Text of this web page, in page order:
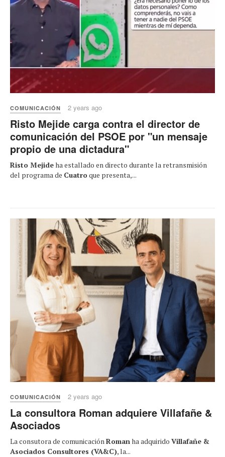
COMUNICACIÓN 2 years ago
Risto Mejide carga contra el director de
comunicación del PSOE por "un mensaje
propio de una dictadura"
Risto Mejideha estallado en directo durante la retransmisión
del programa de Cuatroque presenta,...
COMUNICACIÓN 2 years ago
La consultora Roman adquiere Villafañe &
Asociados
La consutora de comunicaciónRomanha adquirido Villafañe &
Asociados Consultores (VA&C), la...